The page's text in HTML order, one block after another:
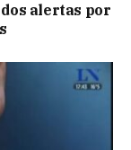
alertas por